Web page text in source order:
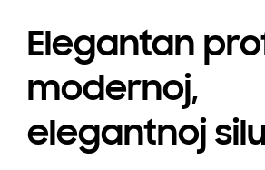
Elegantan
modernoj,
elegantnoj